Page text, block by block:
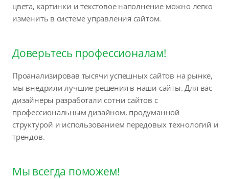
цвета, картинки и текстовое наполнение можно легко
изменить в системе управления сайтом.
Доверьтесь профессионалам!
Проанализировав тысячи успешных сайтов на рынке,
мы внедрили лучшие решения в наши сайты. Для вас
дизайнеры разработали сотни сайтов с
профессиональным дизайном, продуманной
структурой и использованием передовых технологий и
трендов.
Мы всегда поможем!